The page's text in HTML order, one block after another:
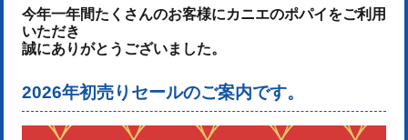
今年一年間たくさんのお客様にカニエのポパイをご利用
いただき
誠にありがとうございました。
2026年初売りセールのご案内です。